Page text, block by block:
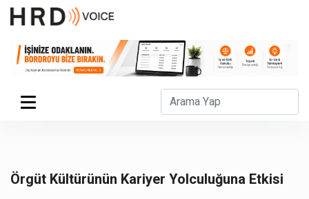
Örgüt Kültürünün Kariyer Yolculuğuna Etkisi